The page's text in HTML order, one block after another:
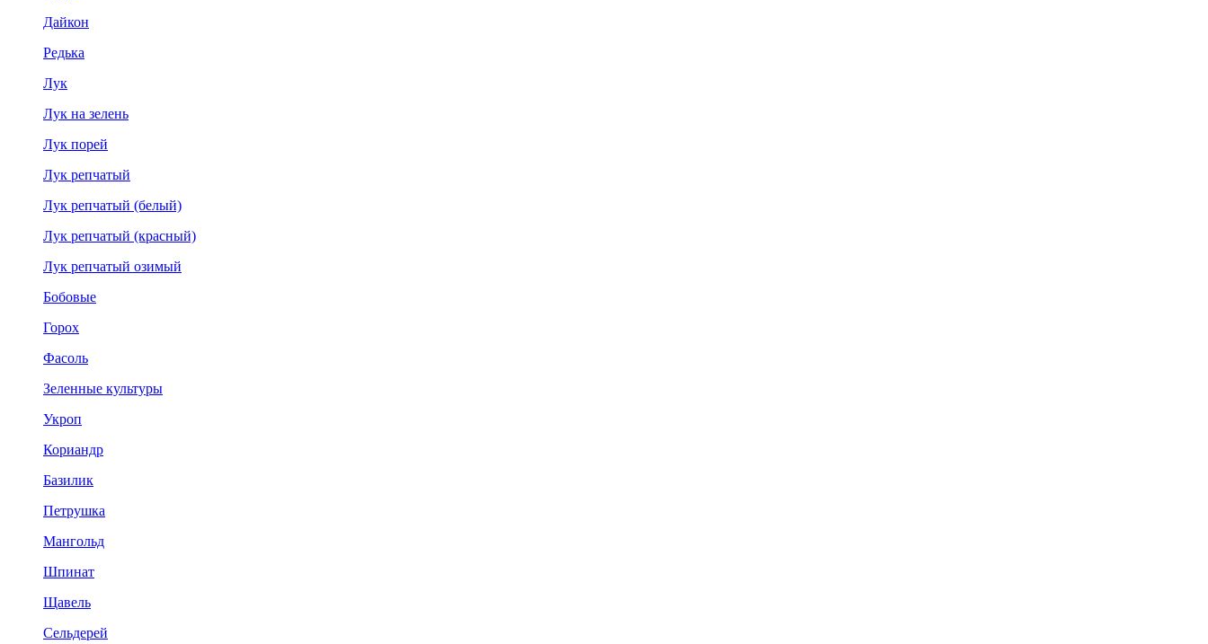
Дайкон
Редька
Лук
Лук на зелень
Лук порей
Лук репчатый
Лук репчатый (белый)
Лук репчатый (красный)
Лук репчатый озимый
Бобовые
Горох
Фасоль
Зеленные культуры
Укроп
Кориандр
Базилик
Петрушка
Мангольд
Шпинат
Щавель
Сельдерей